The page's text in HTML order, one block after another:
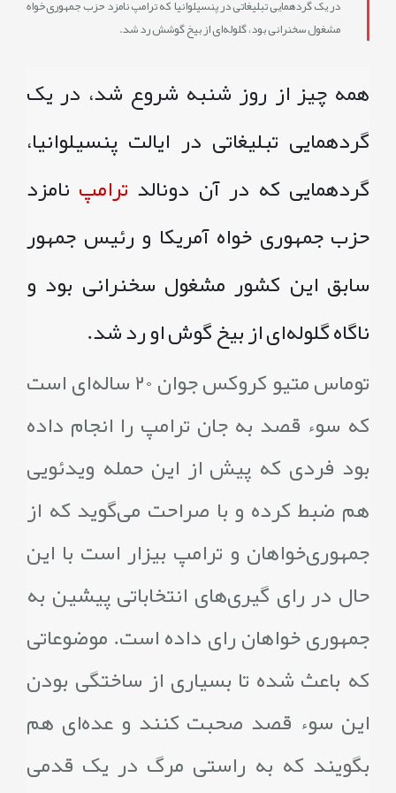
در یک گردهمایی تبلیغاتی در پنسیلوانیا که ترامپ نامزد حزب جمهوری‌خواه
مشغول سخنرانی بود، گلوله‌ای از بیخ گوشش رد شد.
همه چیز از روز شنبه شروع شد، در یک
گردهمایی تبلیغاتی در ایالت پنسیلوانیا،
گردهمایی که در آن دونالد ترامپ نامزد
حزب جمهوری خواه آمریکا و رئیس جمهور
سابق این کشور مشغول سخنرانی بود و
ناگاه گلوله‌ای از بیخ گوش او رد شد.
توماس متیو کروکس جوان ۲۰ ساله‌ای است
که سوء قصد به جان ترامپ را انجام داده
بود فردی که پیش از این حمله ویدئویی
هم ضبط کرده و با صراحت می‌گوید که از
جمهوری‌خواهان و ترامپ بیزار است با این
حال در رای گیری‌های انتخاباتی پیشین به
جمهوری خواهان رای داده است. موضوعاتی
که باعث شده تا بسیاری از ساختگی بودن
این سوء قصد صحبت کنند و عده‌ای هم
بگویند که به راستی مرگ در یک قدمی